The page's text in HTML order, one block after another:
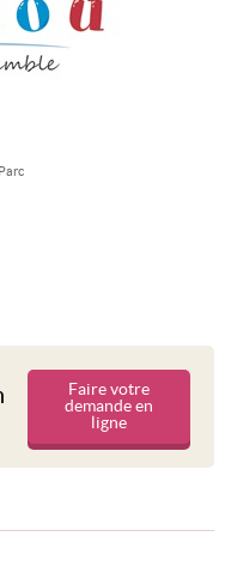
Faire votre
demande en
ligne